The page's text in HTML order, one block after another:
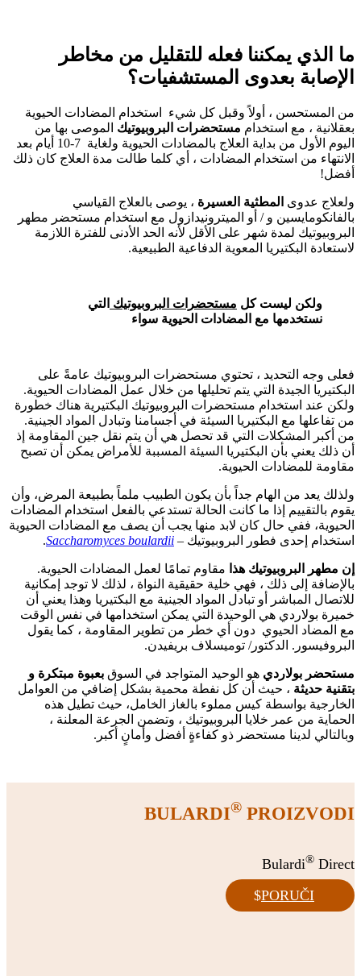
ما الذي يمكننا فعله للتقليل من مخاطر
الإصابة بعدوى المستشفيات؟
من المستحسن ، أولاً وقبل كل شيء استخدام المضادات الحيوية
بعقلانية ، مع استخدام مستحضرات البروبيوتيك الموصى بها من
اليوم الأول من بداية العلاج بالمضادات الحيوية ولغاية 7-10 أيام بعد
الانتهاء من استخدام المضادات ، أي كلما طالت مدة العلاج كان ذلك
أفضل!
ولعلاج عدوى المطثية العسيرة ، يوصى بالعلاج القياسي
بالفانكومايسين و / أو الميترونيدازول مع استخدام مستحضر مطهر
البروبيوتيك لمدة شهر على الأقل لأنه الحد الأدنى للفترة اللازمة
لاستعادة البكتيريا المعوية الدفاعية الطبيعية.
ولكن ليست كل مستحضرات البروبيوتيك التي
نستخدمها مع المضادات الحيوية سواء
فعلى وجه التحديد ، تحتوي مستحضرات البروبيوتيك عامةً على
البكتيريا الجيدة التي يتم تحليلها من خلال عمل المضادات الحيوية.
ولكن عند استخدام مستحضرات البروبيوتيك البكتيرية هناك خطورة
من تفاعلها مع البكتيريا السيئة في أجسامنا وتبادل المواد الجينية.
من أكبر المشكلات التي قد تحصل هي أن يتم نقل جين المقاومة إذ
أن ذلك يعني بأن البكتيريا السيئة المسببة للأمراض يمكن أن تصبح
مقاومة للمضادات الحيوية.
ولذلك يعد من الهام جداً بأن يكون الطبيب ملماً بطبيعة المرض، وأن
يقوم بالتقييم إذا ما كانت الحالة تستدعي بالفعل استخدام المضادات
الحيوية، ففي حال كان لابد منها يجب أن يصف مع المضادات الحيوية
استخدام إحدى فطور البروبيوتيك – Saccharomyces boulardii
.
إن مطهر البروبيوتيك هذا مقاوم تمامًا لعمل المضادات الحيوية.
بالإضافة إلى ذلك ، فهي خلية حقيقية النواة ، لذلك لا توجد إمكانية
للاتصال المباشر أو تبادل المواد الجينية مع البكتيريا وهذا يعني أن
خميرة بولاردي هي الوحيدة التي يمكن استخدامها في نفس الوقت
مع المضاد الحيوي دون أي خطر من تطوير المقاومة ، كما يقول
البروفيسور. الدكتور/ توميسلاف بريفيدن.
مستحضر بولاردي هو الوحيد المتواجد في السوق بعبوة مبتكرة و
بتقنية حديثة ، حيث أن كل نفطة محمية بشكل إضافي من العوامل
الخارجية بواسطة كيس مملوء بالغاز الخامل، حيث تطيل هذه
الحماية من عمر خلايا البروبيوتيك ، وتضمن الجرعة المعلنة ،
وبالتالي لدينا مستحضر ذو كفاءةٍ أفضل وأمانٍ أكبر.
BULARDI® PROIZVODI
Bulardi® Direct
PORUČI